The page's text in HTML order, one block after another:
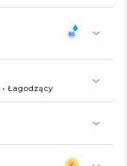
Łagodzący